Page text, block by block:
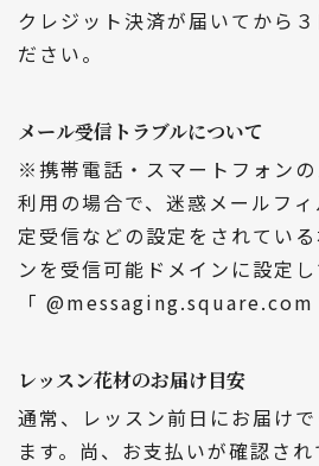
クレジット決済が届いてから
ださい。
メール受信トラブルについて
※携帯電話・スマートフォン
利用の場合で、迷惑メールフ
定受信などの設定をされてい
ンを受信可能ドメインに設定し
「 @messaging.square.com
レッスン花材のお届け目安
通常、レッスン前日にお届け
ます。尚、お支払いが確認さ